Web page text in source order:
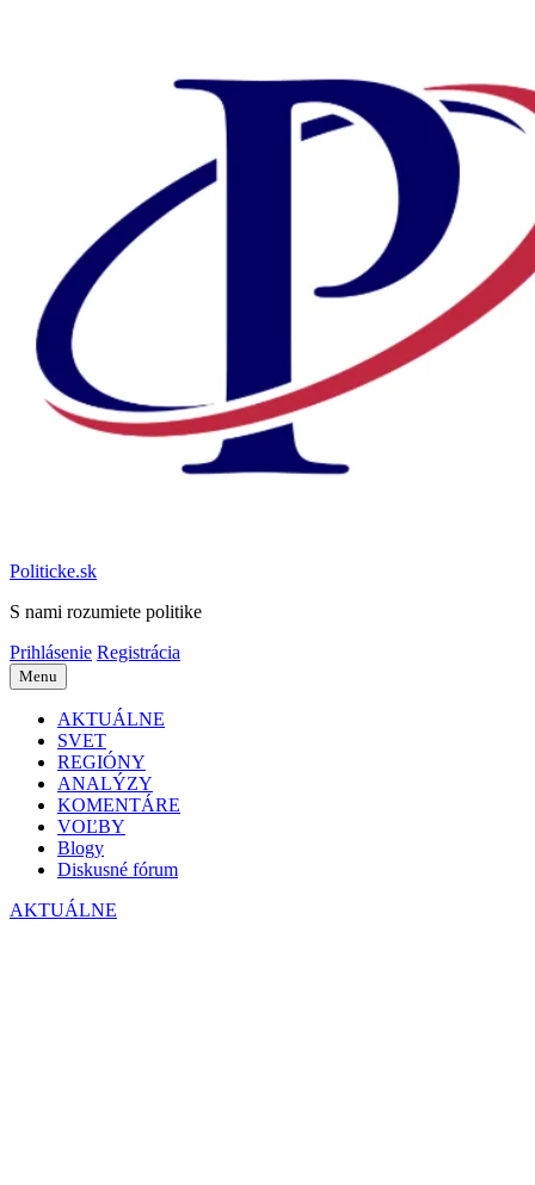
Politicke.sk
S nami rozumiete politike
Prihlásenie Registrácia
Menu
AKTUÁLNE
SVET
REGIÓNY
ANALÝZY
KOMENTÁRE
VOĽBY
Blogy
Diskusné fórum
AKTUÁLNE